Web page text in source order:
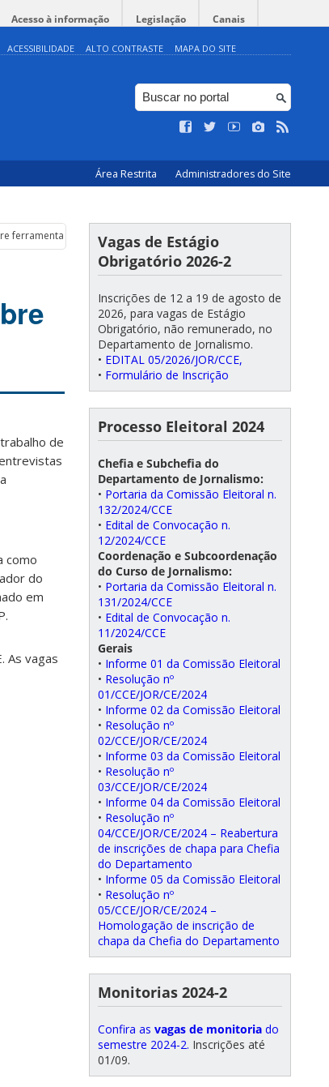
Acesso à informação Legislação Canais
ACESSIBILIDADE ALTO CONTRASTE MAPA DO SITE
Área Restrita Administradores do Site
ferramentas de IA do Google
de
como
do
em
As vagas
Vagas de Estágio
Obrigatório 2026-2
Inscrições de 12 a 19 de agosto de
2026, para vagas de Estágio
Obrigatório, não remunerado, no
Departamento de Jornalismo.
• EDITAL 05/2026/JOR/CCE,
• Formulário de Inscrição
Processo Eleitoral 2024
Chefia e Subchefia do
Departamento de Jornalismo:
• Portaria da Comissão Eleitoral n.
132/2024/CCE
• Edital de Convocação n.
12/2024/CCE
Coordenação e Subcoordenação
do Curso de Jornalismo:
• Portaria da Comissão Eleitoral n.
131/2024/CCE
• Edital de Convocação n.
11/2024/CCE
Gerais
• Informe 01 da Comissão Eleitoral
• Resolução nº
01/CCE/JOR/CE/2024
• Informe 02 da Comissão Eleitoral
• Resolução nº
02/CCE/JOR/CE/2024
• Informe 03 da Comissão Eleitoral
• Resolução nº
03/CCE/JOR/CE/2024
• Informe 04 da Comissão Eleitoral
• Resolução nº
04/CCE/JOR/CE/2024 – Reabertura
de inscrições de chapa para Chefia
do Departamento
• Informe 05 da Comissão Eleitoral
• Resolução nº
05/CCE/JOR/CE/2024 –
Homologação de inscrição de
chapa da Chefia do Departamento
Monitorias 2024-2
Confira as vagas de monitoria do
semestre 2024-2. Inscrições até
01/09.